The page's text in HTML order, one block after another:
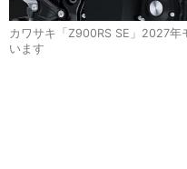
カワサキ「Z900RS SE」2027
います